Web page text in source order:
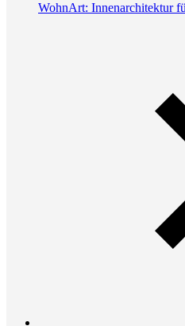
WohnArt: Innenarchitektur